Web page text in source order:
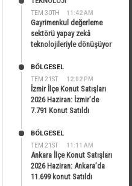
TEM 30TH 11:42 AM
Gayrimenkul değerleme
sektörü yapay zekâ
teknolojileriyle dönüşüyor
TEM 21ST 12:02 PM
BÖLGESEL
İzmir İlçe Konut Satışları
2026 Haziran: İzmir’de
7.791 Konut Satıldı
TEM 21ST 11:11 AM
BÖLGESEL
Ankara İlçe Konut Satışları
2026 Haziran: Ankara’da
11.699 konut Satıldı